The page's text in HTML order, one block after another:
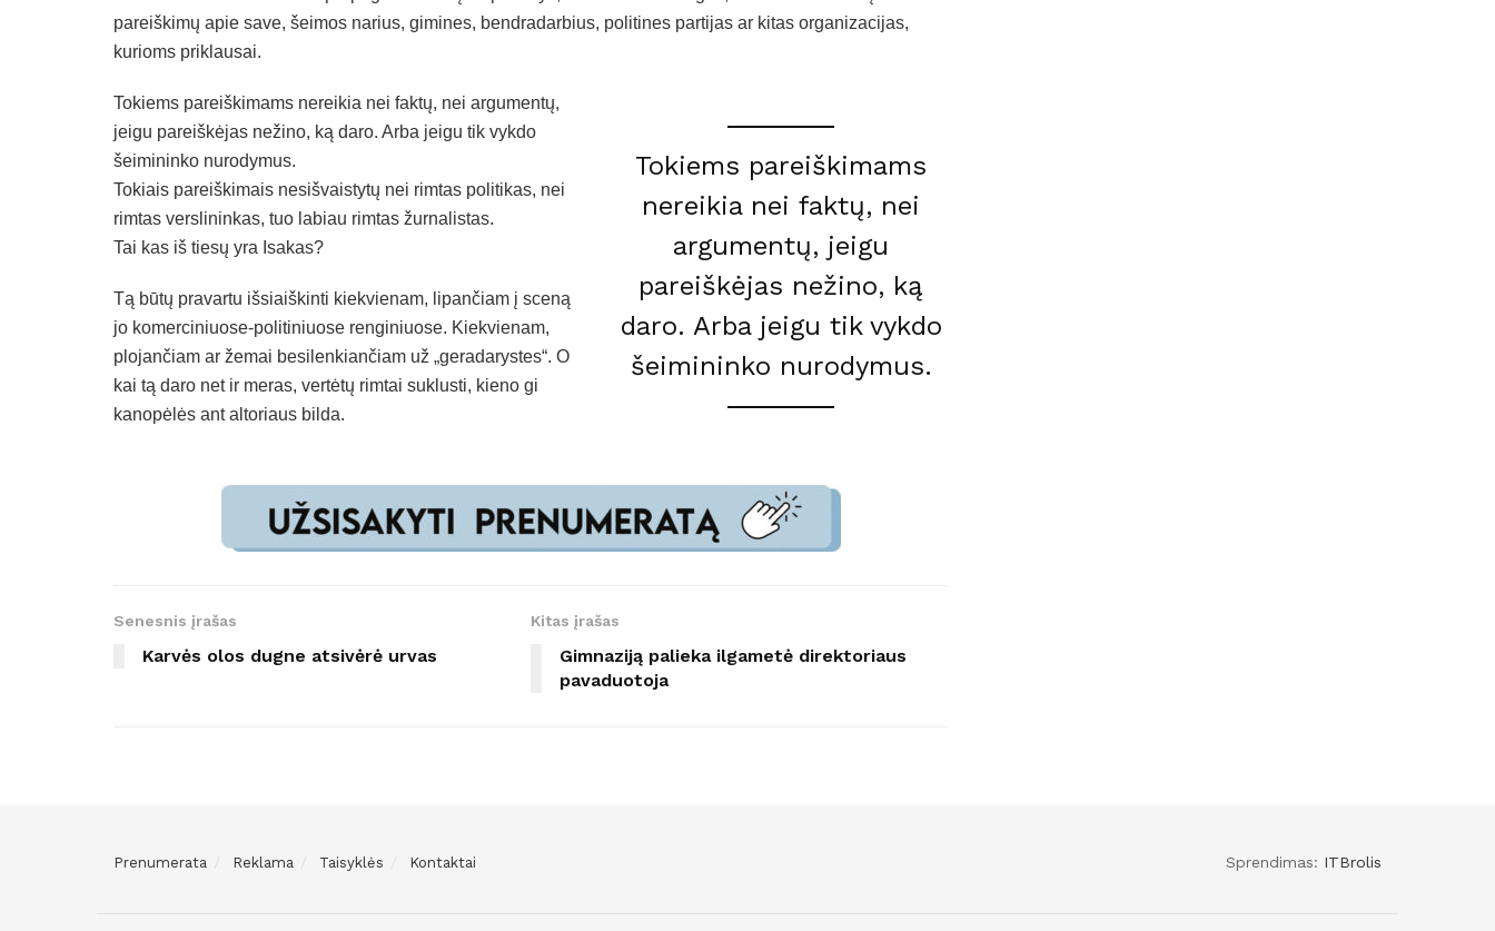
pareiškimų apie save, šeimos narius, gimines, bendradarbius, politines partijas ar kitas organizacijas,
kurioms priklausai.
Tokiems pareiškimams
nereikia nei faktų, nei
argumentų, jeigu
pareiškėjas nežino, ką
daro. Arba jeigu tik vykdo
šeimininko nurodymus.
Tokiems pareiškimams nereikia nei faktų, nei argumentų,
jeigu pareiškėjas nežino, ką daro. Arba jeigu tik vykdo
šeimininko nurodymus.
Tokiais pareiškimais nesišvaistytų nei rimtas politikas, nei
rimtas verslininkas, tuo labiau rimtas žurnalistas.
Tai kas iš tiesų yra Isakas?
Tą būtų pravartu išsiaiškinti kiekvienam, lipančiam į sceną
jo komerciniuose-politiniuose renginiuose. Kiekvienam,
plojančiam ar žemai besilenkiančiam už „geradarystes“. O
kai tą daro net ir meras, vertėtų rimtai suklusti, kieno gi
kanopėlės ant altoriaus bilda.
Senesnis įrašas
Karvės olos dugne atsivėrė urvas
Kitas įrašas
Gimnaziją palieka ilgametė direktoriaus
pavaduotoja
Prenumerata Reklama Taisyklės Kontaktai Sprendimas: ITBrolis